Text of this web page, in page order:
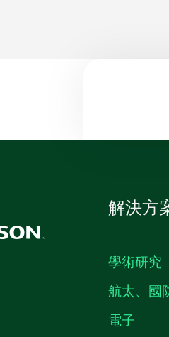
解決方
學術研究
航太、國
電子